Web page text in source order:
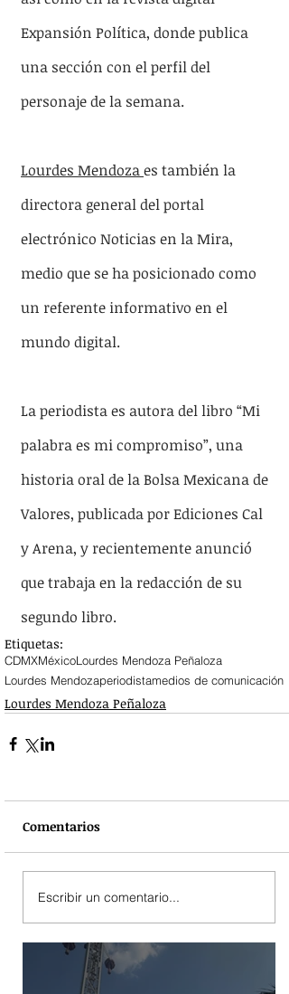
Expansión Política, donde publica
una sección con el perfil del
personaje de la semana.
Lourdes Mendoza es también la
directora general del portal
electrónico Noticias en la Mira,
medio que se ha posicionado como
un referente informativo en el
mundo digital.
La periodista es autora del libro “Mi
palabra es mi compromiso”, una
historia oral de la Bolsa Mexicana de
Valores, publicada por Ediciones Cal
y Arena, y recientemente anunció
que trabaja en la redacción de su
segundo libro.
Etiquetas:
CDMXMéxicoLourdes Mendoza Peñaloza
Lourdes Mendozaperiodistamedios de comunicación
Lourdes Mendoza Peñaloza
Comentarios
Escribir un comentario...